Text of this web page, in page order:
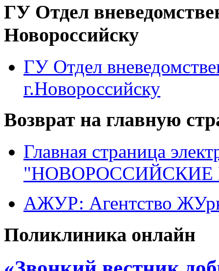
ГУ Отдел
Новороссийску
ГУ Отдел
г.Новороссийску
Возврат на главную
Главная страница
"НОВОРОССИЙСКИЕ
АЖУР: Агентство
Поликлиника онлайн